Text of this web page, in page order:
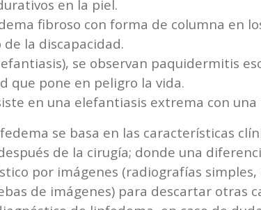
en la piel.
fibroso con forma de columna en
la discapacidad.
se observan paquidermitis
que pone en peligro la vida.
en una elefantiasis extrema con
se basa en las características
de la cirugía; donde una
por imágenes (radiografías
de imágenes) para descartar otras